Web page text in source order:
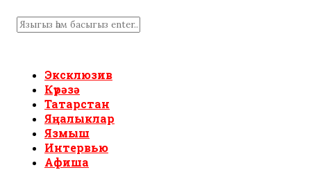
Эксклюзив
Күрәзә
Татарстан
Яңалыклар
Язмыш
Интервью
Афиша